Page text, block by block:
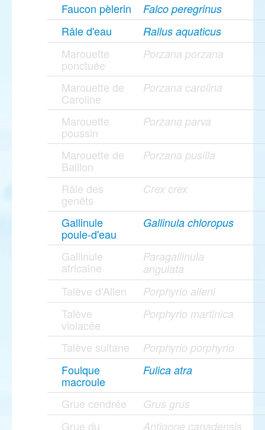
Faucon pèlerin Falco peregrinus
Râle d'eau Rallus aquaticus
Marouette
ponctuée
Porzana porzana
Marouette de
Caroline
Porzana carolina
Marouette
poussin
Porzana parva
Marouette de
Baillon
Porzana pusilla
Râle des
genêts
Crex crex
Gallinule
poule-d'eau
Gallinula chloropus
Gallinule
africaine
Paragallinula
angulata
Talève d'Allen Porphyrio alleni
Talève
violacée
Porphyrio martinica
Talève sultane Porphyrio porphyrio
Foulque
macroule
Fulica atra
Grue cendrée Grus grus
Grue du Antigone canadensis